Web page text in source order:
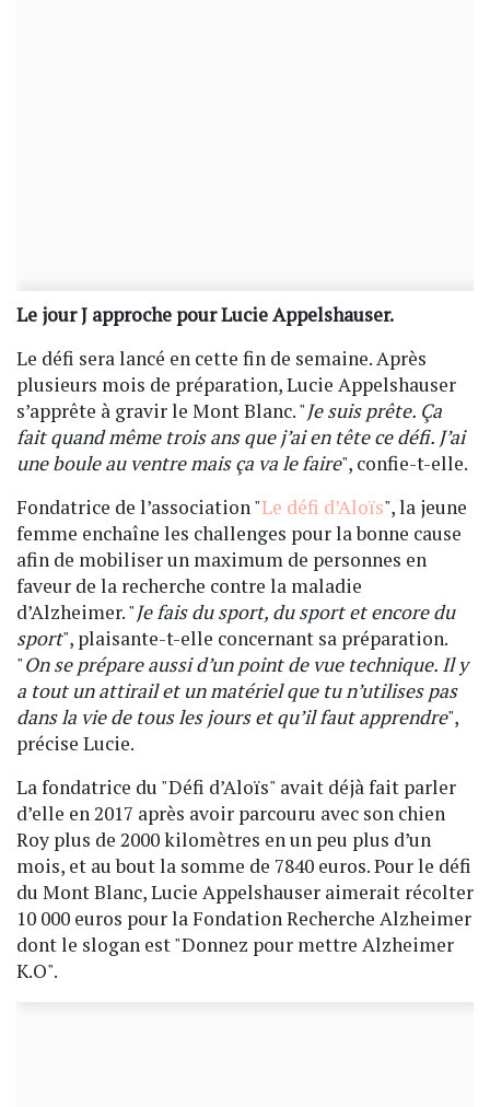
Le jour J approche pour Lucie Appelshauser.
Le défi sera lancé en cette fin de semaine. Après
plusieurs mois de préparation, Lucie Appelshauser
s’apprête à gravir le Mont Blanc. "Je suis prête. Ça
fait quand même trois ans que j’ai en tête ce défi. J’ai
une boule au ventre mais ça va le faire", confie-t-elle.
Fondatrice de l’association "Le défi d’Aloïs", la jeune
femme enchaîne les challenges pour la bonne cause
afin de mobiliser un maximum de personnes en
faveur de la recherche contre la maladie
d’Alzheimer. "Je fais du sport, du sport et encore du
sport", plaisante-t-elle concernant sa préparation.
"On se prépare aussi d’un point de vue technique. Il y
a tout un attirail et un matériel que tu n’utilises pas
dans la vie de tous les jours et qu’il faut apprendre",
précise Lucie.
La fondatrice du "Défi d’Aloïs" avait déjà fait parler
d’elle en 2017 après avoir parcouru avec son chien
Roy plus de 2000 kilomètres en un peu plus d’un
mois, et au bout la somme de 7840 euros. Pour le défi
du Mont Blanc, Lucie Appelshauser aimerait récolter
10 000 euros pour la Fondation Recherche Alzheimer
dont le slogan est "Donnez pour mettre Alzheimer
K.O".